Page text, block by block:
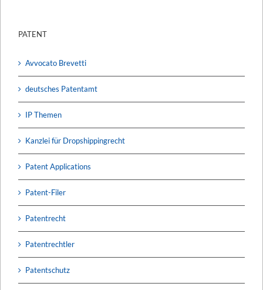
PATENT
Avvocato Brevetti
deutsches Patentamt
IP Themen
Kanzlei für Dropshippingrecht
Patent Applications
Patent-Filer
Patentrecht
Patentrechtler
Patentschutz